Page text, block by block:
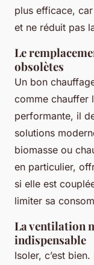
plus efficace,
et ne réduit pas
Le
obsolètes
Un bon
comme chauffer
performante, il
solutions
biomasse ou
en particulier,
si elle est
limiter sa
La ventilation
indispensable
Isoler, c’est